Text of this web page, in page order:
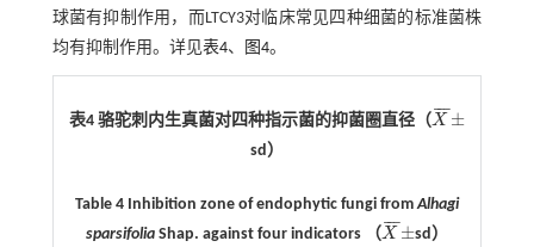
球菌有抑制作用，而LTCY3对临床常见四种细菌的标准菌株
均有抑制作用。详见表4、 图4。
表4 骆驼刺内生真菌对四种指示菌的抑菌圈直径（X
¯¯
¯
X¯ ±
±
sd）
Table 4 Inhibition zone of endophytic fungi fromAlhagi
sparsifoliaShap. against four indicators （X
¯¯
¯
X¯ ±
± sd）